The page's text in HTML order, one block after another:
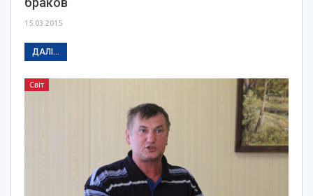
15.03.2015
ДАЛІ...
Світ